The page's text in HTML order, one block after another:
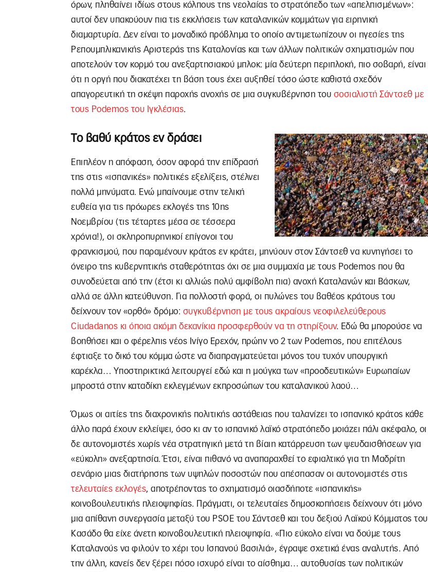
όρων, πληθαίνει ιδίως στους κόλπους της νεολαίας το στρατόπεδο των «απελπισμένων»:
αυτοί δεν υπακούουν πια τις εκκλήσεις των καταλανικών κομμάτων για ειρηνική
διαμαρτυρία. Δεν είναι το μοναδικό πρόβλημα το οποίο αντιμετωπίζουν οι ηγεσίες της
Ρεπουμπλικανικής Αριστεράς της Καταλονίας και των άλλων πολιτικών σχηματισμών που
αποτελούν τον κορμό του ανεξαρτησιακού μπλοκ: μία δεύτερη περιπλοκή, πιο σοβαρή, είναι
ότι η οργή που διακατέχει τη βάση τους έχει αυξηθεί τόσο ώστε καθιστά σχεδόν
απαγορευτική τη σκέψη παροχής ανοχής σε μια συγκυβέρνηση του σοσιαλιστή Σάντσεθ με
τους Podemos του Ιγκλέσιας.
Το βαθύ κράτος εν δράσει
Επιπλέον η απόφαση, όσον αφορά την επίδρασή
της στις «ισπανικές» πολιτικές εξελίξεις, στέλνει
πολλά μηνύματα. Ενώ μπαίνουμε στην τελική
ευθεία για τις πρόωρες εκλογές της 10ης
Νοεμβρίου (τις τέταρτες μέσα σε τέσσερα
χρόνια!), οι σκληροπυρηνικοί επίγονοι του
φρανκισμού, που παραμένουν κράτος εν κράτει, μηνύουν στον Σάντσεθ να κυνηγήσει το
όνειρο της κυβερνητικής σταθερότητας όχι σε μια συμμαχία με τους Podemos που θα
συνοδεύεται από την (έτσι κι αλλιώς πολύ αμφίβολη πια) ανοχή Καταλανών και Βάσκων,
αλλά σε άλλη κατεύθυνση. Για πολλοστή φορά, οι πυλώνες του βαθέος κράτους του
δείχνουν τον «ορθό» δρόμο: συγκυβέρνηση με τους ακραίους νεοφιλελεύθερους
Ciudadanos κι όποια ακόμη δεκανίκια προσφερθούν να τη στηρίξουν. Εδώ θα μπορούσε να
βοηθήσει και ο φέρελπις νέος Ινίγο Ερεχόν, πρώην νο 2 των Podemos, που επιτέλους
έφτιαξε το δικό του κόμμα ώστε να διαπραγματεύεται μόνος του τυχόν υπουργική
καρέκλα… Υποστηρικτικά λειτουργεί εδώ και η μούγκα των «προοδευτικών» Ευρωπαίων
μπροστά στην καταδίκη εκλεγμένων εκπροσώπων του καταλανικού λαού…
Όμως οι αιτίες της διαχρονικής πολιτικής αστάθειας που ταλανίζει το ισπανικό κράτος κάθε
άλλο παρά έχουν εκλείψει, όσο κι αν το ισπανικό λαϊκό στρατόπεδο μοιάζει πάλι ακέφαλο, οι
δε αυτονομιστές χωρίς νέα στρατηγική μετά τη βίαιη κατάρρευση των ψευδαισθήσεων για
«εύκολη» ανεξαρτησία. Έτσι, είναι πιθανό να αναπαραχθεί το εφιαλτικό για τη Μαδρίτη
σενάριο μιας διατήρησης των υψηλών ποσοστών που απέσπασαν οι αυτονομιστές στις
τελευταίες εκλογές, αποτρέποντας το σχηματισμό οιασδήποτε «ισπανικής»
κοινοβουλευτικής πλειοψηφίας. Πράγματι, οι τελευταίες δημοσκοπήσεις δείχνουν ότι μόνο
μια απίθανη συνεργασία μεταξύ του PSOE του Σάντσεθ και του δεξιού Λαϊκού Κόμματος του
Κασάδο θα είχε άνετη κοινοβουλευτική πλειοψηφία. «Πιο εύκολο είναι να δούμε τους
Καταλανούς να φιλούν το χέρι του Ισπανού βασιλιά», έγραψε σχετικά ένας αναλυτής. Από
την άλλη, κανείς δεν ξέρει πόσο ισχυρό είναι το αίσθημα… αυτοθυσίας των πολιτικών